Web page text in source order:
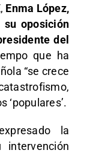
Enma López,
su oposición
del
que ha
“se crece
‘populares’.
la